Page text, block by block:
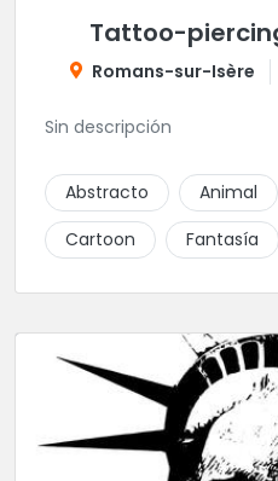
Tattoo-
Romans-sur-Isère
Sin descripción
Abstracto Animal
Cartoon
Fantasía